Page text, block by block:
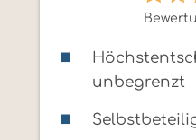
unbegrenzt